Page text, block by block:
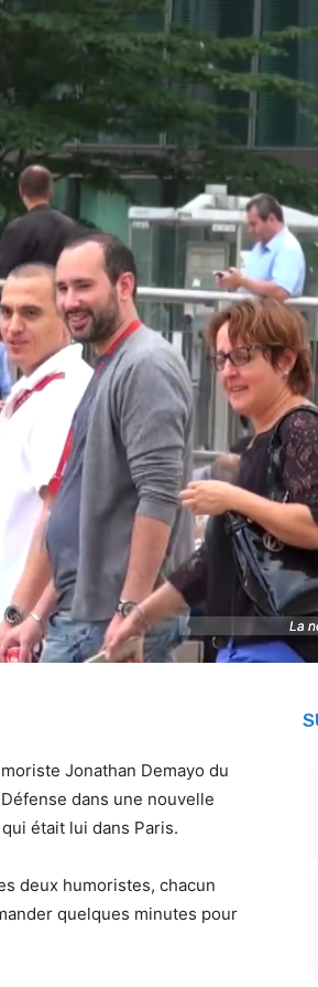
La
La
Jonathan Demayo du
dans une nouvelle
était lui dans Paris.
deux humoristes, chacun
quelques minutes pour